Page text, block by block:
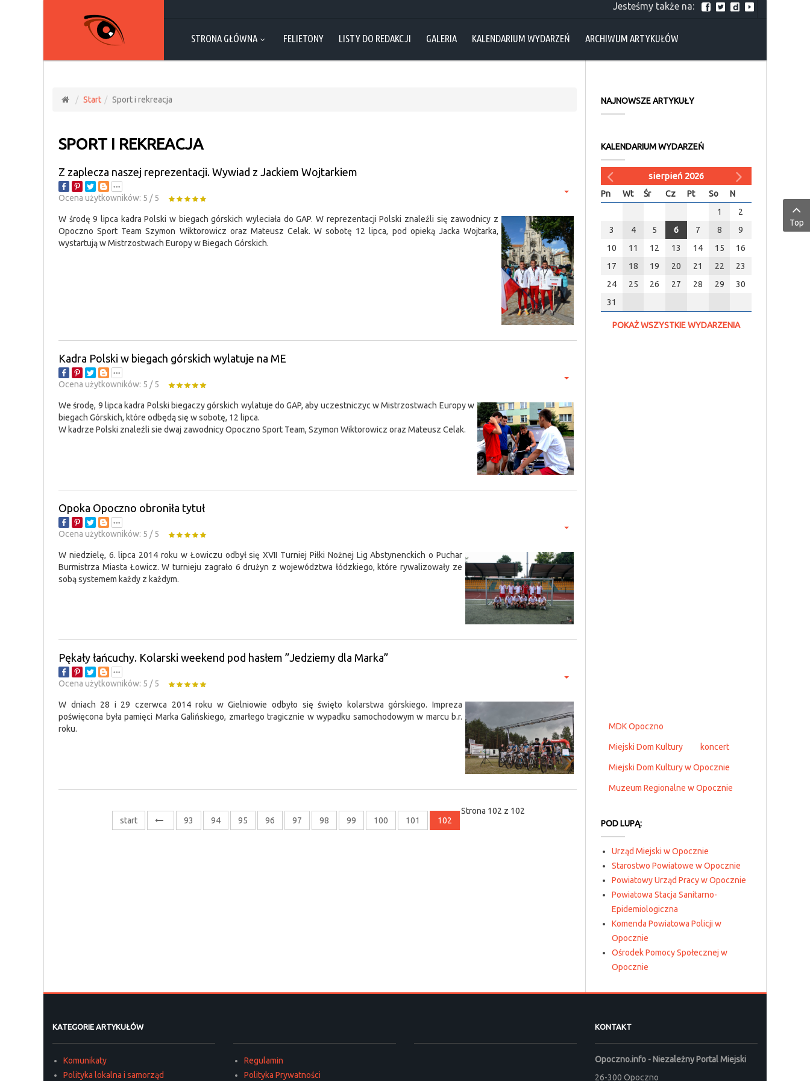
Jesteśmy także na:
STRONA GŁÓWNA FELIETONY LISTY DO REDAKCJI GALERIA KALENDARIUM WYDARZEŃ ARCHIWUM ARTYKUŁÓW
Start Sport i rekreacja
SPORT I REKREACJA
Z zaplecza naszej reprezentacji. Wywiad z Jackiem Wojtarkiem
Ocena użytkowników: 5 /5
W środę 9 lipca kadra Polski w biegach górskich wyleciała do GAP. W reprezentacji Polski znaleźli się zawodnicy z
Opoczno Sport Team Szymon Wiktorowicz oraz Mateusz Celak. W sobotę 12 lipca, pod opieką Jacka Wojtarka,
wystartują w Mistrzostwach Europy w Biegach Górskich.
Kadra Polski w biegach górskich wylatuje na ME
Ocena użytkowników: 5 /5
We środę, 9 lipca kadra Polski biegaczy górskich wylatuje do GAP, aby uczestniczyc w Mistrzostwach Europy w
biegach Górskich, które odbędą się w sobotę, 12 lipca.
W kadrze Polski znaleźli sie dwaj zawodnicy Opoczno Sport Team, Szymon Wiktorowicz oraz Mateusz Celak.
Opoka Opoczno obroniła tytuł
Ocena użytkowników: 5 /5
W niedzielę, 6. lipca 2014 roku w Łowiczu odbył się XVII Turniej Piłki Nożnej Lig Abstynenckich o Puchar
Burmistrza Miasta Łowicz. W turnieju zagrało 6 drużyn z województwa łódzkiego, które rywalizowały ze
sobą systemem każdy z każdym.
Pękały łańcuchy. Kolarski weekend pod hasłem ”Jedziemy dla Marka”
Ocena użytkowników: 5 /5
W dniach 28 i 29 czerwca 2014 roku w Gielniowie odbyło się święto kolarstwa górskiego. Impreza
poświęcona była pamięci Marka Galińskiego, zmarłego tragicznie w wypadku samochodowym w marcu b.r.
roku.
Strona 102 z 102
start
93 94 95 96 97 98 99 100 101 102
NAJNOWSZE ARTYKUŁY
KALENDARIUM WYDARZEŃ
sierpień 2026
Pn Wt Śr Cz Pt So
N
1
2
3
4 5 6 7 8
9
10
11 12 13 14 15
16
17
18 19 20 21 22
23
24
25 26 27 28 29
30
31
POKAŻ WSZYSTKIE WYDARZENIA
MDK Opoczno
Miejski Dom Kultury koncert
Miejski Dom Kultury w Opocznie
Muzeum Regionalne w Opocznie
POD LUPĄ:
Urząd Miejski w Opocznie
Starostwo Powiatowe w Opocznie
Powiatowy Urząd Pracy w Opocznie
Powiatowa Stacja Sanitarno-
Epidemiologiczna
Komenda Powiatowa Policji w
Opocznie
Ośrodek Pomocy Społecznej w
Opocznie
KATEGORIE ARTYKUŁÓW
Komunikaty
Polityka lokalna i samorząd
Regulamin
Polityka Prywatności
KONTAKT
Opoczno.info - Niezależny Portal Miejski
26-300 Opoczno
Top